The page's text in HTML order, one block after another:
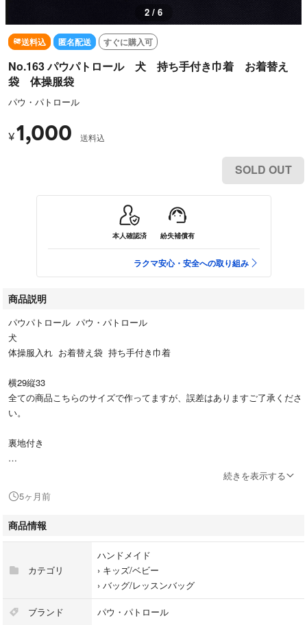
2 / 6
送料込 匿名配送 すぐに購入可
No.163 パウパトロール 犬 持ち手付き巾着 お着替え
袋 体操服袋
パウ・パトロール
¥1,000 送料込
SOLD OUT
本人確認済 紛失補償有
ラクマ安心・安全への取り組み
商品説明
パウパトロール パウ・パトロール
犬
体操服入れ お着替え袋 持ち手付き巾着
横29縦33
全ての商品こちらのサイズで作ってますが、誤差はありますご了承くださ
い。
裏地付き
・レッスンバック ¥1800
・シューズ入れ ¥1000
・体操服入れ(お着替え袋) ¥1000
同じ柄でなくてもセット割
↑組合せ番号コメ下さい
・2点 体操服袋＋給食袋＝¥1600
続きを表示する
5ヶ月前
商品情報
カテゴリ
ハンドメイド
› キッズ/ベビー
› バッグ/レッスンバッグ
ブランド パウ・パトロール